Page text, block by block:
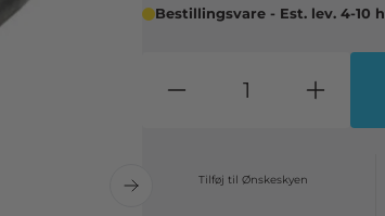
Bestillingsvare - Est. lev. 4-10
Tilføj til Ønskeskyen